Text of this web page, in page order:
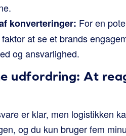
konverteringer: For en
at se et brands
og ansvarlighed.
udfordring: At
er klar, men logistikken
og du kun bruger fem